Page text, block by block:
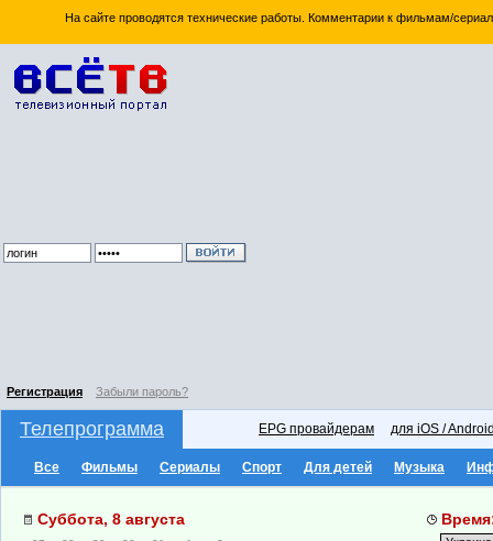
На сайте проводятся технические работы. Комментарии к фильмам/
Регистрация Забыли пароль?
Телепрограмма EPG провайдерам для iOS /
Все Фильмы Сериалы Спорт Для детей Музыка
Суббота, 8 августа